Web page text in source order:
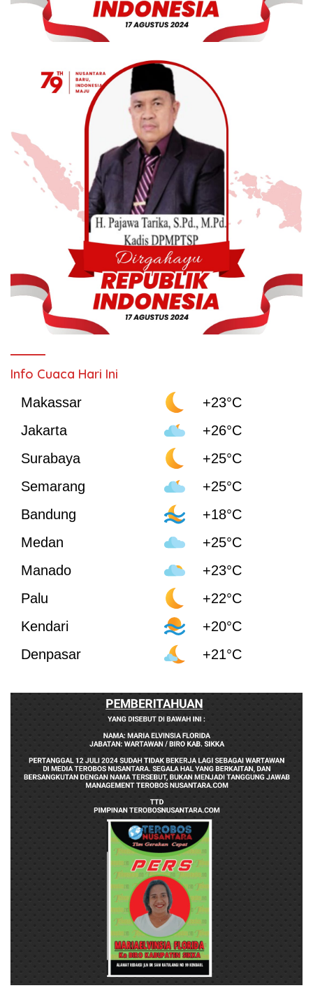
Info Cuaca Hari Ini
Makassar
+23°C
Jakarta
+26°C
Surabaya
+25°C
Semarang
+25°C
Bandung
+18°C
Medan
+25°C
Manado
+23°C
Palu
+22°C
Kendari
+20°C
Denpasar
+21°C